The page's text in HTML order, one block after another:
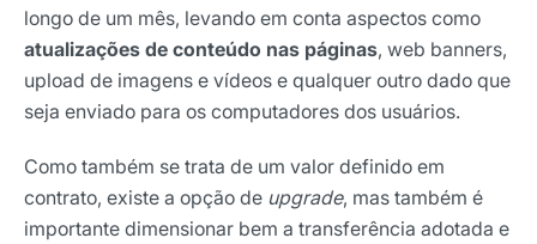
longo de um mês, levando em conta aspectos como
atualizações de conteúdo nas páginas, web banners,
upload de imagens e vídeos e qualquer outro dado que
seja enviado para os computadores dos usuários.
Como também se trata de um valor definido em
contrato, existe a opção de upgrade, mas também é
importante dimensionar bem a transferência adotada e